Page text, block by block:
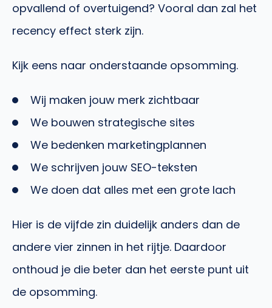
opvallend of overtuigend? Vooral dan zal het
recency effect sterk zijn.
Kijk eens naar onderstaande opsomming.
Wij maken jouw merk zichtbaar
We bouwen strategische sites
We bedenken marketingplannen
We schrijven jouw SEO-teksten
We doen dat alles met een grote lach
Hier is de vijfde zin duidelijk anders dan de
andere vier zinnen in het rijtje. Daardoor
onthoud je die beter dan het eerste punt uit
de opsomming.